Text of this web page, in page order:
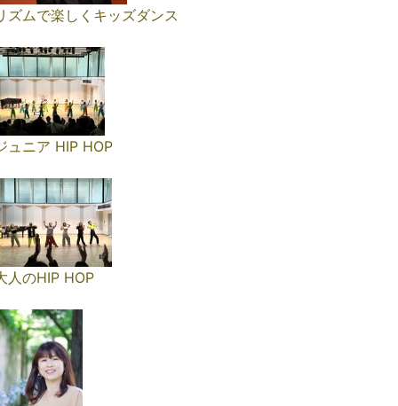
ズムで楽しくキッズダンス
ュニア HIP HOP
人のHIP HOP